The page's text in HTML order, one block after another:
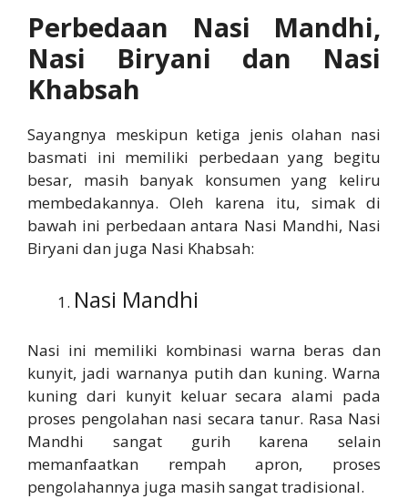
Perbedaan Nasi Mandhi,
Nasi Biryani dan Nasi
Khabsah
Sayangnya meskipun ketiga jenis olahan nasi
basmati ini memiliki perbedaan yang begitu
besar, masih banyak konsumen yang keliru
membedakannya. Oleh karena itu, simak di
bawah ini perbedaan antara Nasi Mandhi, Nasi
Biryani dan juga Nasi Khabsah:
Nasi Mandhi
Nasi ini memiliki kombinasi warna beras dan
kunyit, jadi warnanya putih dan kuning. Warna
kuning dari kunyit keluar secara alami pada
proses pengolahan nasi secara tanur. Rasa Nasi
Mandhi sangat gurih karena selain
memanfaatkan rempah apron, proses
pengolahannya juga masih sangat tradisional.